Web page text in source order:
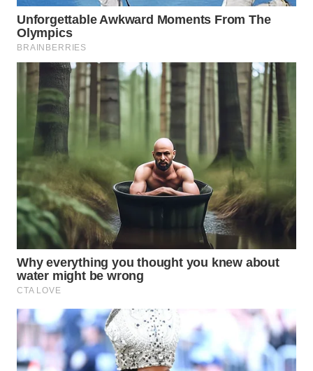
WN
SURABAYA
WN
NATUNA
WN
BINTAN
WN
MANDALIKA
WN
WN
LABUANBAJO
BORNEO